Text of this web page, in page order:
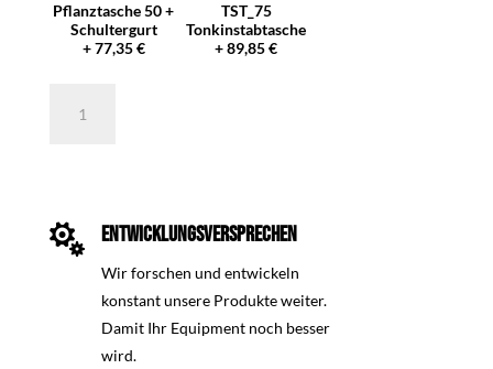
Pflanztasche 50 +
Schultergurt
+ 77,35 €
TST_75
Tonkinstabtasche
+ 89,85 €
 ENTWICKLUNGSVERSPRECHEN
Wir forschen und entwickeln
konstant unsere Produkte weiter.
Damit Ihr Equipment noch besser
wird.